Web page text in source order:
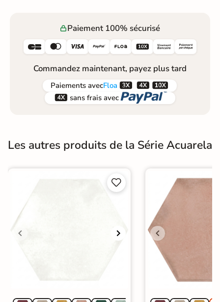
Paiement 100% sécurisé
     
Commandez maintenant, payez plus tard
Paiements avecFloa  
 sans frais avec 
Les autres produits de la Série Acuarela

